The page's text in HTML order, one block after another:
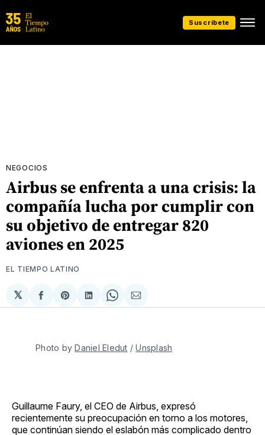
Suscríbete
NEGOCIOS
Airbus se enfrenta a una crisis: la
compañía lucha por cumplir con
su objetivo de entregar 820
aviones en 2025
EL TIEMPO LATINO
𝕏
Compartir
en
Share
on
Compartir
en
Share
on
Compartir
via
Photo by Daniel Eledut / Unsplash
Guillaume Faury, el CEO de Airbus, expresó
recientemente su preocupación en torno a los motores,
que continúan siendo el eslabón más complicado dentro